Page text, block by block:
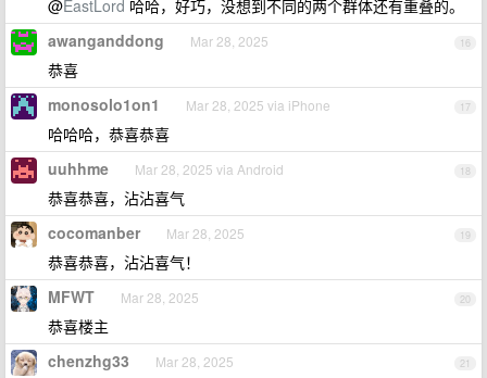
@EastLord 哈哈，好巧，没想到不同的两个群体还有重叠的。
16
awanganddong Mar 28, 2025
恭喜
17
monosolo1on1 Mar 28, 2025 via iPhone
哈哈哈，恭喜恭喜
18
uuhhme Mar 28, 2025 via Android
恭喜恭喜，沾沾喜气
19
cocomanber Mar 28, 2025
恭喜恭喜，沾沾喜气！
20
MFWT Mar 28, 2025
恭喜楼主
21
chenzhg33 Mar 28, 2025